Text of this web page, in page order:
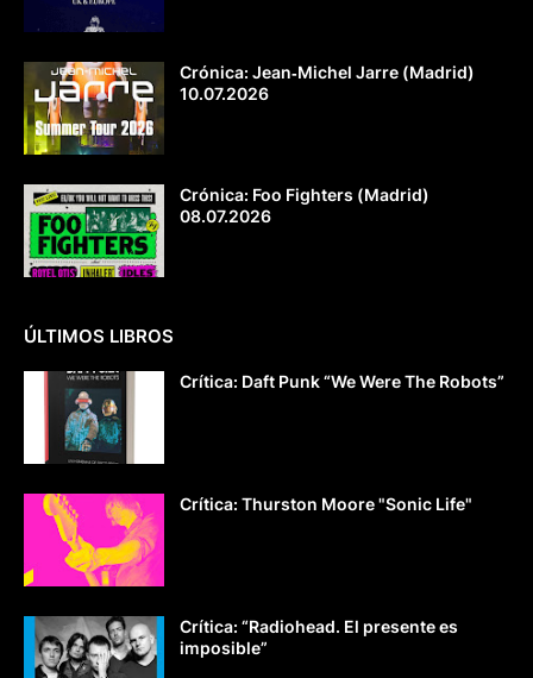
Crónica: Jean‐Michel Jarre (Madrid)
10.07.2026
Crónica: Foo Fighters (Madrid)
08.07.2026
ÚLTIMOS LIBROS
Crítica: Daft Punk “We Were The Robots”
Crítica: Thurston Moore "Sonic Life"
Crítica: “Radiohead. El presente es
imposible”